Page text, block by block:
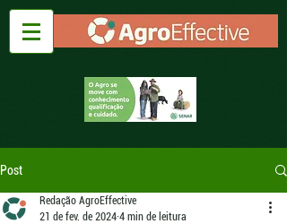
Post
Redação AgroEffective
21 de fev. de 2024 4 min de leitura